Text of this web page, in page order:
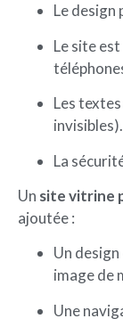
Le design
Le site
Les
invisibles).
La
Un site vitrine
ajoutée :
Un
image de
Une